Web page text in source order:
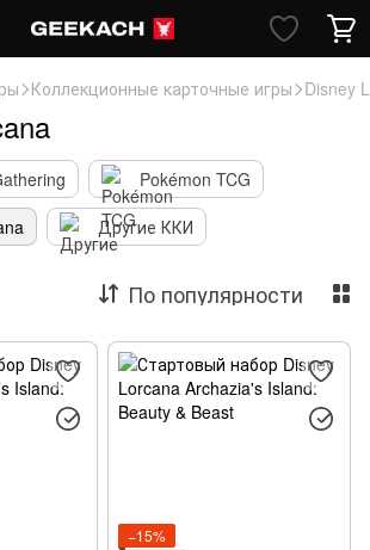
Коллекционные карточные игры Disney
Pokémon TCG
Другие ККИ
По популярности
−15%